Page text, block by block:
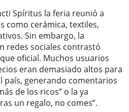
Spíritus la feria reunió a
como cerámica, textiles,
Sin embargo, la
redes sociales contrastó
oficial. Muchos usuarios
eran demasiado altos para
país, generando comentarios
de los ricos” o la ya
un regalo, no comes”.